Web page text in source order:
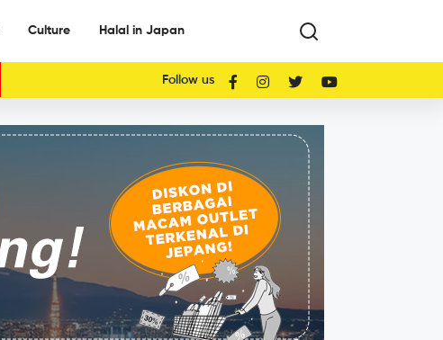
Culture Halal in Japan
Follow us